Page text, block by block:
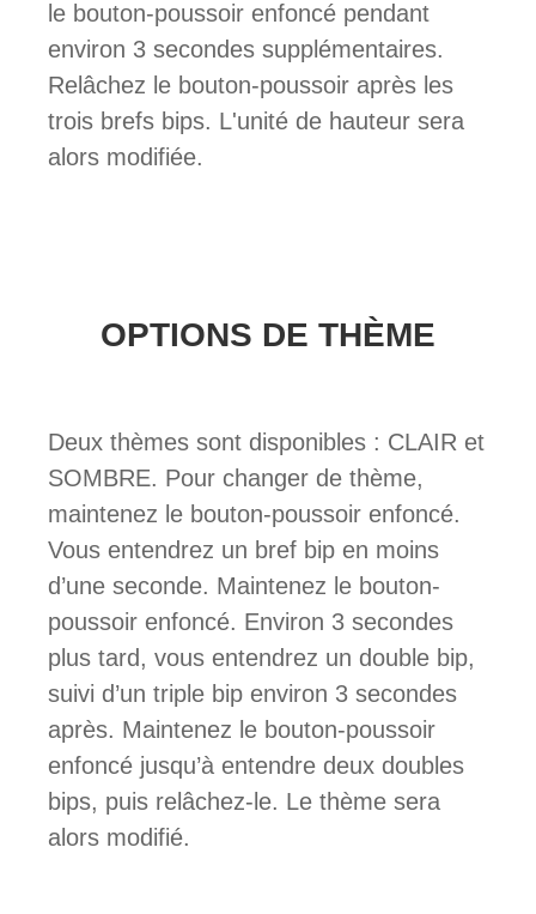
le bouton-poussoir enfoncé pendant
environ 3 secondes supplémentaires.
Relâchez le bouton-poussoir après les
trois brefs bips. L'unité de hauteur sera
alors modifiée.
OPTIONS DE THÈME
Deux thèmes sont disponibles : CLAIR et
SOMBRE. Pour changer de thème,
maintenez le bouton-poussoir enfoncé.
Vous entendrez un bref bip en moins
d’une seconde. Maintenez le bouton-
poussoir enfoncé. Environ 3 secondes
plus tard, vous entendrez un double bip,
suivi d’un triple bip environ 3 secondes
après. Maintenez le bouton-poussoir
enfoncé jusqu’à entendre deux doubles
bips, puis relâchez-le. Le thème sera
alors modifié.